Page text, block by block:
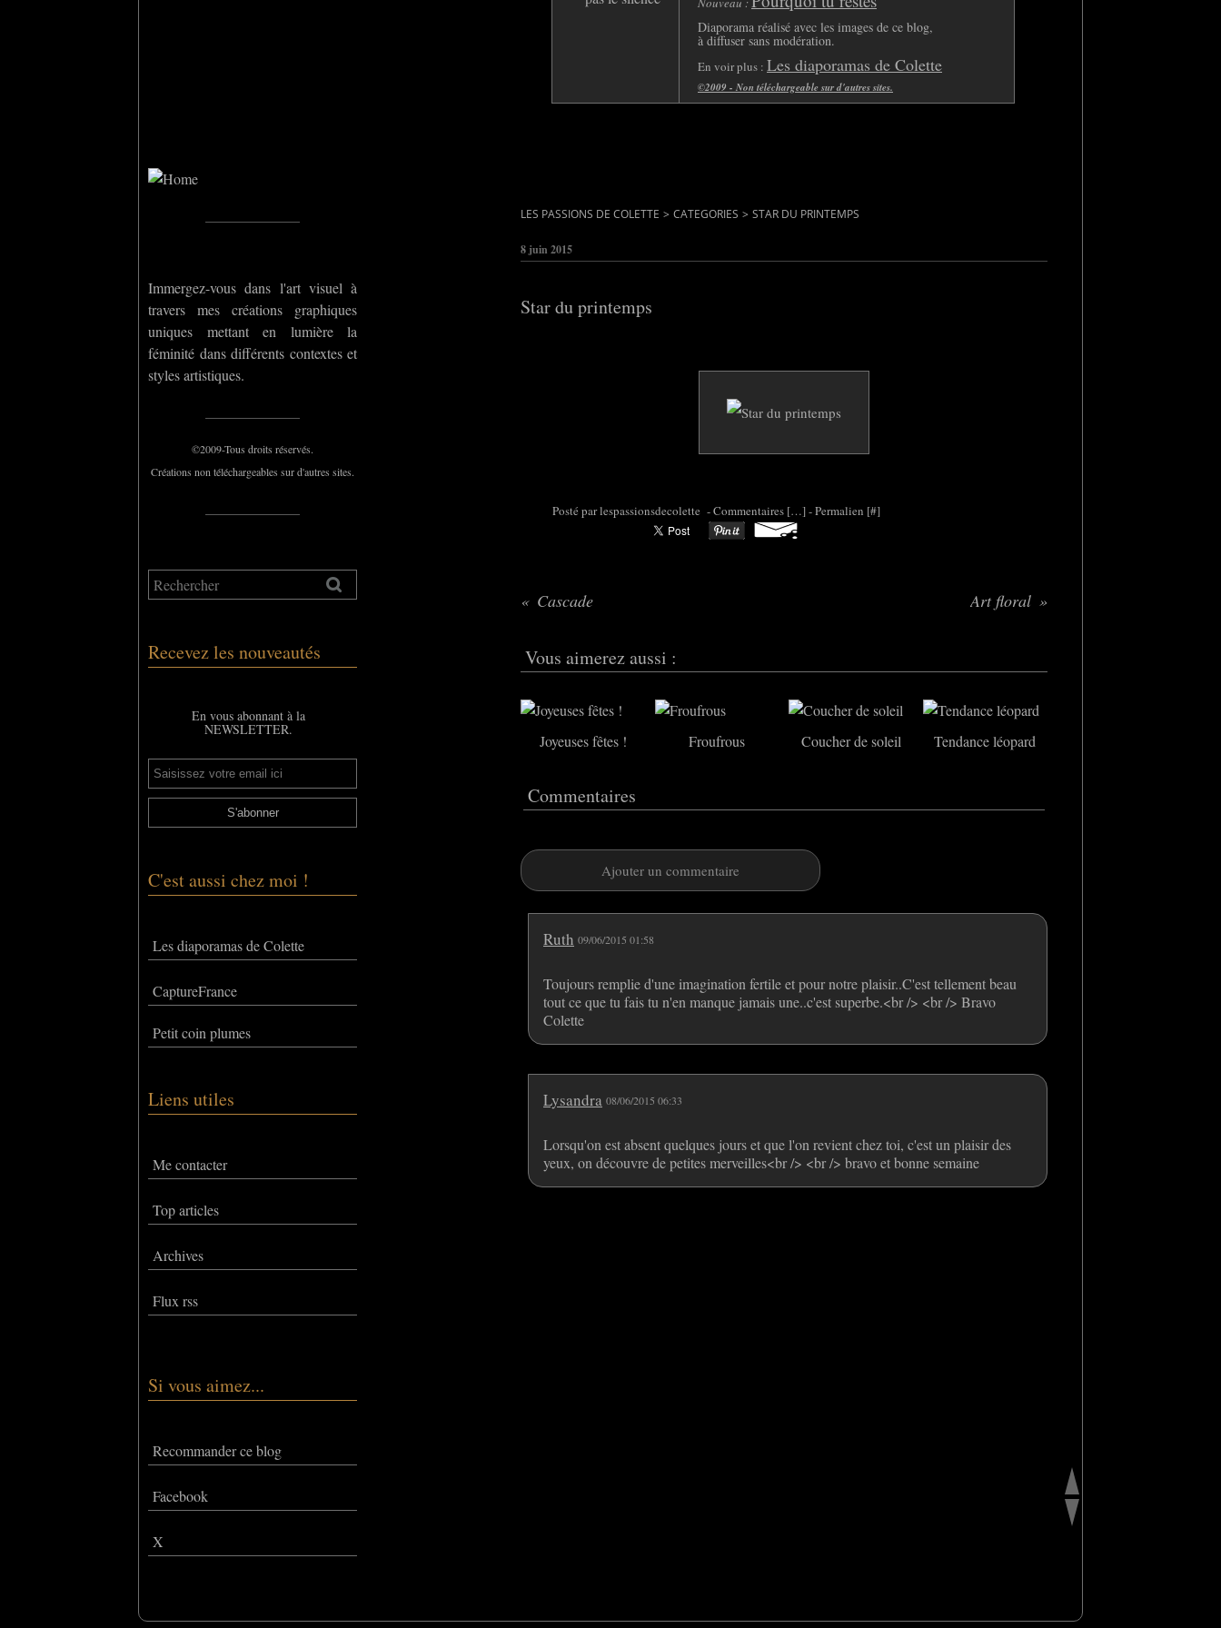
Immergez-vous dans l'art visuel à
travers mes créations graphiques
uniques mettant en lumière la
féminité dans différents contextes et
styles artistiques.
©2009-Tous droits réservés.
Créations non téléchargeables sur d'autres sites.
Diaporama réalisé avec les images de ce blog,
à diffuser sans modération.
En voir plus : Les diaporamas de Colette
©2009 - Non téléchargeable sur d'autres sites.
Recevez les nouveautés
C'est aussi chez moi !
Les diaporamas de Colette
CaptureFrance
Petit coin plumes
Liens utiles
Me contacter
Top articles
Archives
Flux rss
Si vous aimez...
Recommander ce blog
Facebook
X
LES PASSIONS DE COLETTE > CATEGORIES > STAR DU PRINTEMPS
8 juin 2015
Star du printemps
Posté par colette95 à 07:00 -Commentaires […]- Permalien [#]
Cascade Art floral
Vous aimerez aussi :
Joyeuses fêtes ! Froufrous Coucher de soleil Tendance léopard
Commentaires
Ajouter un commentaire
Ruth 09/06/2015 01:58
Toujours remplie d'une imagination fertile et pour notre plaisir..C'est tellement beau
tout ce que tu fais tu n'en manque jamais une..c'est superbe.<br /> <br /> Bravo
Colette
Lysandra 08/06/2015 06:33
Lorsqu'on est absent quelques jours et que l'on revient chez toi, c'est un plaisir des
yeux, on découvre de petites merveilles<br /> <br /> bravo et bonne semaine